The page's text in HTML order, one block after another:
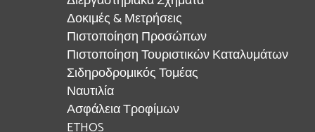
Δοκιμές & Μετρήσεις
Πιστοποίηση Προσώπων
Πιστοποίηση Τουριστικών Καταλυμάτων
Σιδηροδρομικός Τομέας
Ναυτιλία
Ασφάλεια Τροφίμων